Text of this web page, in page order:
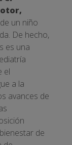
de un niño
De hecho,
es una
el
a la
avances de
de